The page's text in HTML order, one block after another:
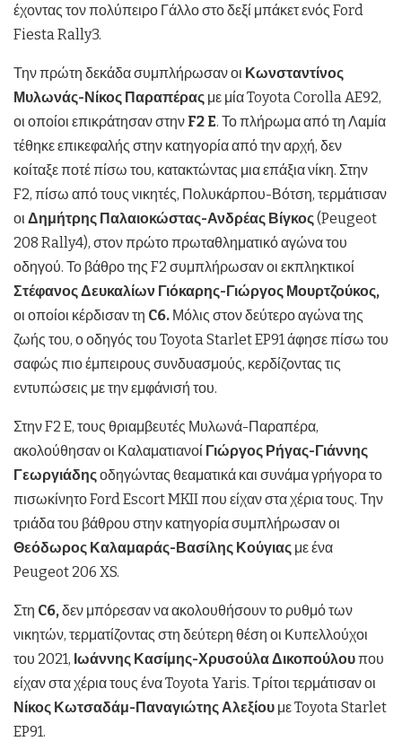
έχοντας τον πολύπειρο Γάλλο στο δεξί μπάκετ ενός Ford
Fiesta Rally3.
Την πρώτη δεκάδα συμπλήρωσαν οι Κωνσταντίνος
Μυλωνάς-Νίκος Παραπέρας με μία Toyota Corolla AE92,
οι οποίοι επικράτησαν στην F2 E. Το πλήρωμα από τη Λαμία
τέθηκε επικεφαλής στην κατηγορία από την αρχή, δεν
κοίταξε ποτέ πίσω του, κατακτώντας μια επάξια νίκη. Στην
F2, πίσω από τους νικητές, Πολυκάρπου-Βότση, τερμάτισαν
οι Δημήτρης Παλαιοκώστας-Ανδρέας Βίγκος(Peugeot
208 Rally4), στον πρώτο πρωταθληματικό αγώνα του
οδηγού. Το βάθρο της F2 συμπλήρωσαν οι εκπληκτικοί
Στέφανος Δευκαλίων Γιόκαρης-Γιώργος Μουρτζούκος,
οι οποίοι κέρδισαν τη C6. Μόλις στον δεύτερο αγώνα της
ζωής του, ο οδηγός του Toyota Starlet EP91 άφησε πίσω του
σαφώς πιο έμπειρους συνδυασμούς, κερδίζοντας τις
εντυπώσεις με την εμφάνισή του.
Στην F2 E, τους θριαμβευτές Μυλωνά-Παραπέρα,
ακολούθησαν οι Καλαματιανοί Γιώργος Ρήγας-Γιάννης
Γεωργιάδηςοδηγώντας θεαματικά και συνάμα γρήγορα το
πισωκίνητο Ford Escort MKII που είχαν στα χέρια τους. Την
τριάδα του βάθρου στην κατηγορία συμπλήρωσαν οι
Θεόδωρος Καλαμαράς-Βασίλης Κούγιας με ένα
Peugeot 206 XS.
Στη C6,δεν μπόρεσαν να ακολουθήσουν το ρυθμό των
νικητών, τερματίζοντας στη δεύτερη θέση οι Κυπελλούχοι
του 2021, Ιωάννης Κασίμης-Χρυσούλα Δικοπούλουπου
είχαν στα χέρια τους ένα Toyota Yaris. Τρίτοι τερμάτισαν οι
Νίκος Κωτσαδάμ-Παναγιώτης Αλεξίου με Toyota Starlet
EP91.